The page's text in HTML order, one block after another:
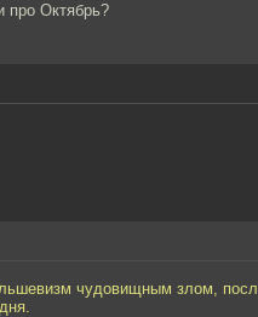
про Октябрь?
чудовищным злом,